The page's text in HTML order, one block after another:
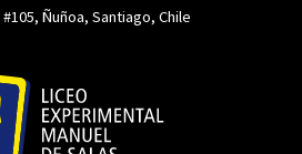
Ñuñoa, Santiago, Chile